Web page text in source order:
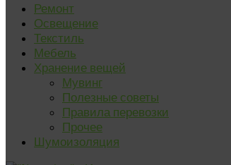
Ремонт
Освещение
Текстиль
Мебель
Хранение вещей
Мувинг
Полезные советы
Правила перевозки
Прочее
Шумоизоляция